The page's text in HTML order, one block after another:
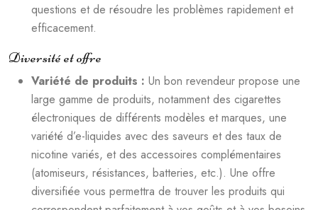
questions et de résoudre les problèmes rapidement et
efficacement.
Diversité et offre
Variété de produits : Un bon revendeur propose une
large gamme de produits, notamment des cigarettes
électroniques de différents modèles et marques, une
variété d’e-liquides avec des saveurs et des taux de
nicotine variés, et des accessoires complémentaires
(atomiseurs, résistances, batteries, etc.). Une offre
diversifiée vous permettra de trouver les produits qui